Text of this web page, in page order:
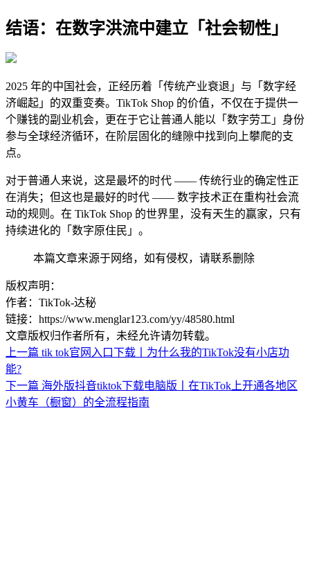
结语：在数字洪流中建立「社会韧性」
2025 年的中国社会，正经历着「传统产业衰退」与「数字经
济崛起」的双重变奏。TikTok Shop 的价值，不仅在于提供一
个赚钱的副业机会，更在于它让普通人能以「数字劳工」身份
参与全球经济循环，在阶层固化的缝隙中找到向上攀爬的支
点。
对于普通人来说，这是最坏的时代 —— 传统行业的确定性正
在消失；但这也是最好的时代 —— 数字技术正在重构社会流
动的规则。在 TikTok Shop 的世界里，没有天生的赢家，只有
持续进化的「数字原住民」。
本篇文章来源于网络，如有侵权，请联系删除
版权声明：
作者：TikTok-达秘
链接：https://www.menglar123.com/yy/48580.html
文章版权归作者所有，未经允许请勿转载。
上一篇 tik tok官网入口下载丨为什么我的TikTok没有小店功
能?
下一篇 海外版抖音tiktok下载电脑版丨在TikTok上开通各地区
小黄车（橱窗）的全流程指南